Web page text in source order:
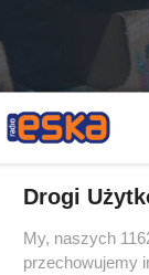
Drogi
My, naszych
przechowujemy